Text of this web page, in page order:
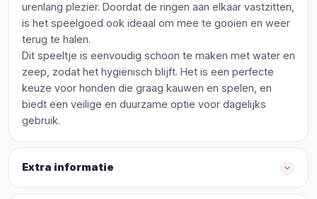
urenlang plezier. Doordat de ringen aan elkaar vastzitten,
is het speelgoed ook ideaal om mee te gooien en weer
terug te halen.
Dit speeltje is eenvoudig schoon te maken met water en
zeep, zodat het hygiënisch blijft. Het is een perfecte
keuze voor honden die graag kauwen en spelen, en
biedt een veilige en duurzame optie voor dagelijks
gebruik.
Extra informatie